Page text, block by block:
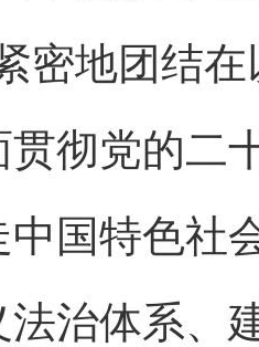
密地团结
贯彻党的二
中国特色社
治体系、